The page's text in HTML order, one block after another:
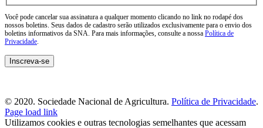
Você pode cancelar sua assinatura a qualquer momento clicando no link no rodapé dos
nossos boletins. Seus dados de cadastro serão utilizados exclusivamente para o envio dos
boletins informativos da SNA. Para mais informações, consulte a nossa Política de
Privacidade.
© 2020. Sociedade Nacional de Agricultura. Política de Privacidade.
Page load link
Utilizamos cookies e outras tecnologias semelhantes que acessam